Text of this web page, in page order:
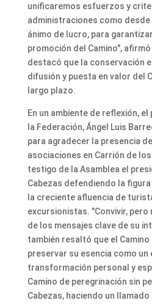
unificaremos esfuerzos y
administraciones como
ánimo de lucro, para
promoción del Camino",
destacó que la conservación
difusión y puesta en valor del
largo plazo.
En un ambiente de reflexión,
la Federación, Ángel Luis
para agradecer la presencia
asociaciones en Carrión de los
testigo de la Asamblea el
Cabezas defendiendo la
la creciente afluencia de
excursionistas. "Convivir,
de los mensajes clave de su
también resaltó que el
preservar su esencia como un
transformación personal y
Camino de peregrinación sin
Cabezas, haciendo un